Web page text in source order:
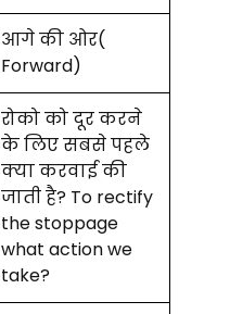
आगे की ओर(
Forward)
रोको को दूर करने
के लिए सबसे पहले
क्या करवाई की
जाती है? To rectify
the stoppage
what action we
take?